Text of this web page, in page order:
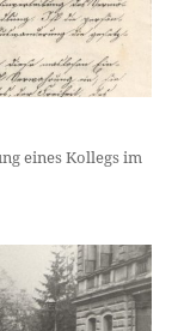
eines Kollegs im